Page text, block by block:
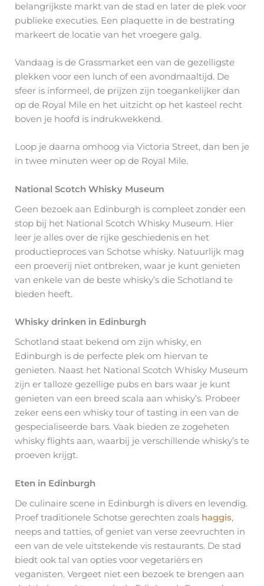
belangrijkste markt van de stad en later de plek voor
publieke executies. Een plaquette in de bestrating
markeert de locatie van het vroegere galg.
Vandaag is de Grassmarket een van de gezelligste
plekken voor een lunch of een avondmaaltijd. De
sfeer is informeel, de prijzen zijn toegankelijker dan
op de Royal Mile en het uitzicht op het kasteel recht
boven je hoofd is indrukwekkend.
Loop je daarna omhoog via Victoria Street, dan ben je
in twee minuten weer op de Royal Mile.
National Scotch Whisky Museum
Geen bezoek aan Edinburgh is compleet zonder een
stop bij het National Scotch Whisky Museum. Hier
leer je alles over de rijke geschiedenis en het
productieproces van Schotse whisky. Natuurlijk mag
een proeverij niet ontbreken, waar je kunt genieten
van enkele van de beste whisky’s die Schotland te
bieden heeft.
Whisky drinken in Edinburgh
Schotland staat bekend om zijn whisky, en
Edinburgh is de perfecte plek om hiervan te
genieten. Naast het National Scotch Whisky Museum
zijn er talloze gezellige pubs en bars waar je kunt
genieten van een breed scala aan whisky’s. Probeer
zeker eens een whisky tour of tasting in een van de
gespecialiseerde bars. Vaak bieden ze zogeheten
whisky flights aan, waarbij je verschillende whisky’s te
proeven krijgt.
Eten in Edinburgh
De culinaire scene in Edinburgh is divers en levendig.
Proef traditionele Schotse gerechten zoals haggis,
neeps and tatties, of geniet van verse zeevruchten in
een van de vele uitstekende vis restaurants. De stad
biedt ook tal van opties voor vegetariërs en
veganisten. Vergeet niet een bezoek te brengen aan